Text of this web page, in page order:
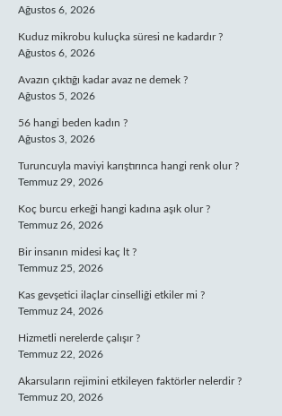
Ağustos 6, 2026
Kuduz mikrobu kuluçka süresi ne kadardır ?
Ağustos 6, 2026
Avazın çıktığı kadar avaz ne demek ?
Ağustos 5, 2026
56 hangi beden kadın ?
Ağustos 3, 2026
Turuncuyla maviyi karıştırınca hangi renk olur ?
Temmuz 29, 2026
Koç burcu erkeği hangi kadına aşık olur ?
Temmuz 26, 2026
Bir insanın midesi kaç lt ?
Temmuz 25, 2026
Kas gevşetici ilaçlar cinselliği etkiler mi ?
Temmuz 24, 2026
Hizmetli nerelerde çalışır ?
Temmuz 22, 2026
Akarsuların rejimini etkileyen faktörler nelerdir ?
Temmuz 20, 2026